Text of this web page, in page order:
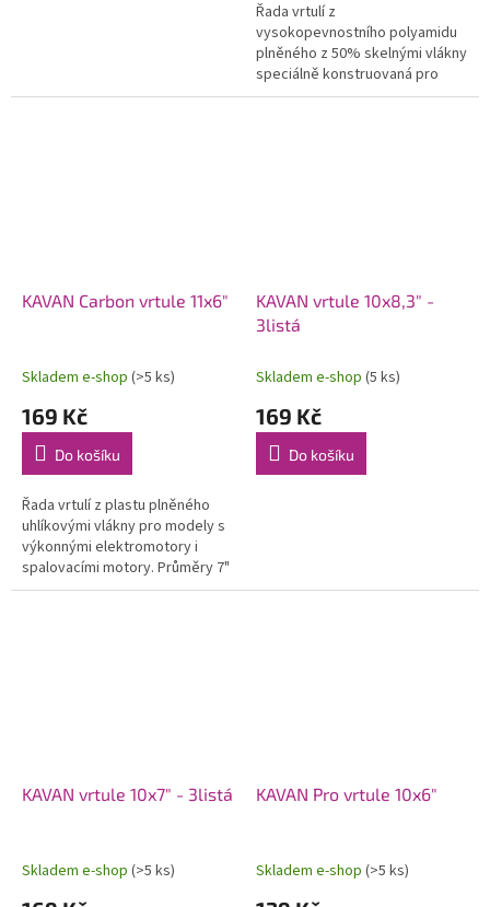
Řada vrtulí z
vysokopevnostního polyamidu
plněného z 50% skelnými vlákny
speciálně konstruovaná pro
modely se spalovacími motory.
KAVAN Carbon vrtule 11x6"
Skladem e-shop (>5 ks)
169 Kč
Do košíku
Řada vrtulí z plastu plněného
uhlíkovými vlákny pro modely s
výkonnými elektromotory i
spalovacími motory. Průměry 7"
až 14".
KAVAN vrtule 10x8,3" -
3listá
Skladem e-shop (5 ks)
169 Kč
Do košíku
KAVAN vrtule 10x7" - 3listá
Skladem e-shop (>5 ks)
KAVAN Pro vrtule 10x6"
Skladem e-shop (>5 ks)